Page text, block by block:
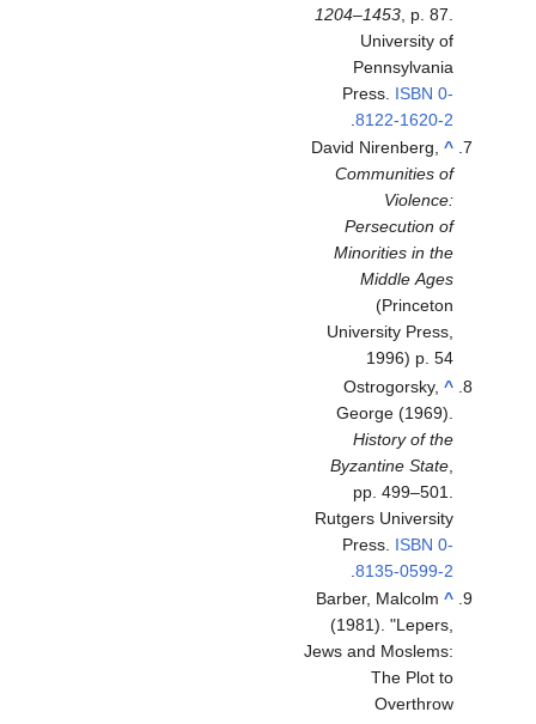
1204–1453 , p. 87.
University of
Pennsylvania
Press. ISBN 0-
8122-1620-2
.
^
David Nirenberg,
Communities of
Violence:
Persecution of
Minorities in the
Middle Ages
(Princeton
University Press,
1996) p. 54
^
Ostrogorsky,
George (1969).
History of the
Byzantine State
pp. 499–501.
Rutgers University
Press. ISBN 0-
8135-0599-2
.
^
Barber, Malcolm
(1981). "Lepers,
Jews and Moslems:
The Plot to
Overthrow